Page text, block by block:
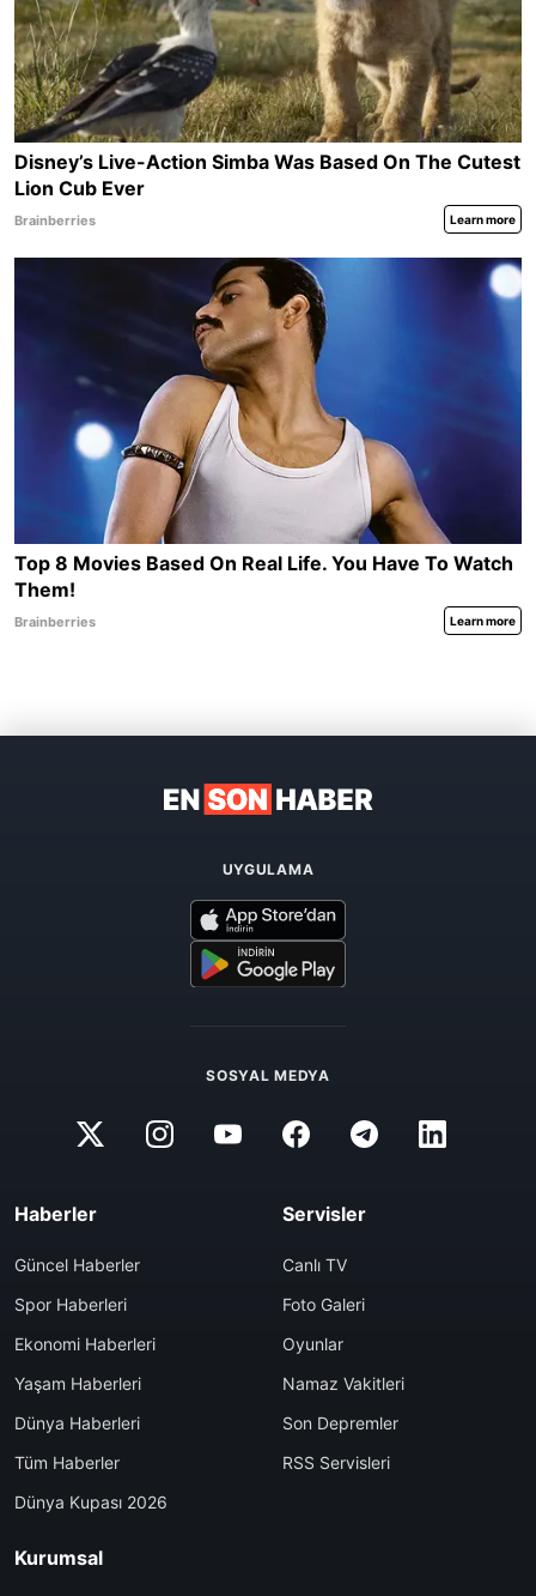
UYGULAMA
SOSYAL MEDYA
Haberler
Güncel Haberler
Spor Haberleri
Ekonomi Haberleri
Yaşam Haberleri
Dünya Haberleri
Tüm Haberler
Dünya Kupası 2026
Servisler
Canlı TV
Foto Galeri
Oyunlar
Namaz Vakitleri
Son Depremler
RSS Servisleri
Kurumsal